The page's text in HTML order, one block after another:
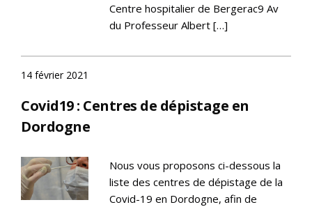
Centre hospitalier de Bergerac9 Av
du Professeur Albert […]
14 février 2021
Covid19 : Centres de dépistage en
Dordogne
Nous vous proposons ci-dessous la
liste des centres de dépistage de la
Covid-19 en Dordogne, afin de